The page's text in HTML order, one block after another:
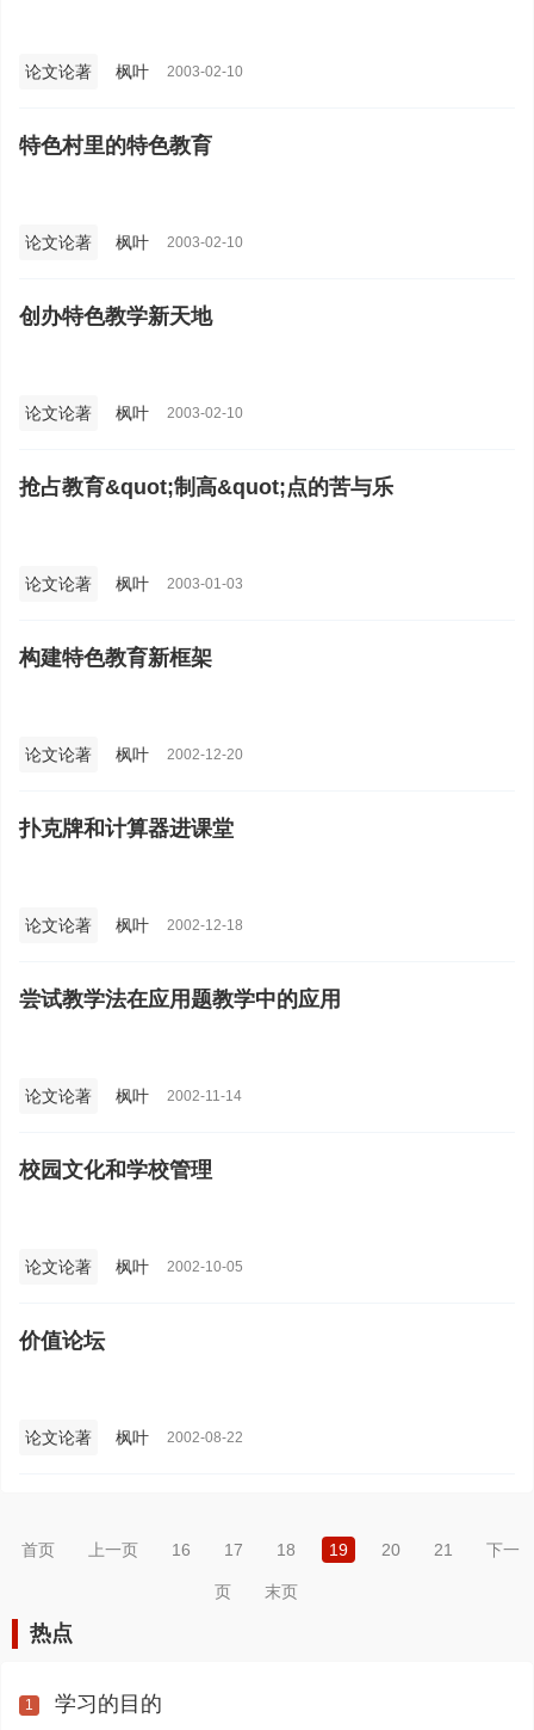
论文论著 枫叶 2003-02-10
特色村里的特色教育
论文论著 枫叶 2003-02-10
创办特色教学新天地
论文论著 枫叶 2003-02-10
抢占教育&quot;制高&quot;点的苦与乐
论文论著 枫叶 2003-01-03
构建特色教育新框架
论文论著 枫叶 2002-12-20
扑克牌和计算器进课堂
论文论著 枫叶 2002-12-18
尝试教学法在应用题教学中的应用
论文论著 枫叶 2002-11-14
校园文化和学校管理
论文论著 枫叶 2002-10-05
价值论坛
论文论著 枫叶 2002-08-22
首页 上一页 16 17 18 19 20 21 下一
页 末页
热点
1 学习的目的